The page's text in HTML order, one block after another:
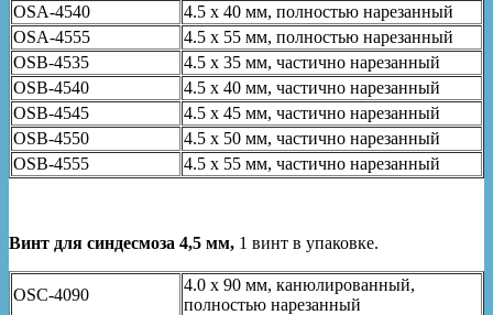
OSA-4540
4.5 x 40 мм, полностью нарезанный
OSA-4555
4.5 x 55 мм, полностью нарезанный
OSB-4535
4.5 x 35 мм, частично нарезанный
OSB-4540
4.5 x 40 мм, частично нарезанный
OSB-4545
4.5 x 45 мм, частично нарезанный
OSB-4550
4.5 x 50 мм, частично нарезанный
OSB-4555
4.5 x 55 мм, частично нарезанный
Винт для синдесмоза 4,5 мм, 1 винт в упаковке.
OSC-4090
4.0 x 90 мм, канюлированный,
полностью нарезанный